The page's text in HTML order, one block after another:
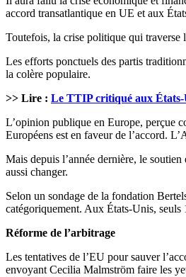
accord transatlantique en UE et aux
Toutefois, la crise politique qui traverse
Les efforts ponctuels des partis
la colère populaire.
>> Lire : Le TTIP critiqué aux États-
L’opinion publique en Europe, perçue
Européens est en faveur de l’accord.
Mais depuis l’année dernière, le
aussi changer.
Selon un sondage de la fondation
catégoriquement. Aux États-Unis, seuls
Réforme de l’arbitrage
Les tentatives de l’EU pour sauver
envoyant Cecilia Malmström faire les